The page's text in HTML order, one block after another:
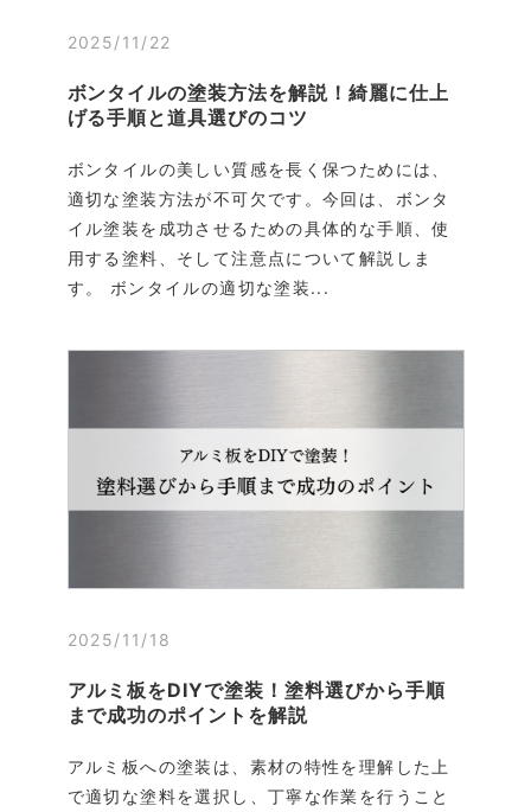
2025/11/22
ボンタイルの塗装方法を解説！綺麗に仕上
げる手順と道具選びのコツ
ボンタイルの美しい質感を長く保つためには、
適切な塗装方法が不可欠です。今回は、ボンタ
イル塗装を成功させるための具体的な手順、使
用する塗料、そして注意点について解説しま
す。 ボンタイルの適切な塗装...
2025/11/18
アルミ板をDIYで塗装！塗料選びから手順
まで成功のポイントを解説
アルミ板への塗装は、素材の特性を理解した上
で適切な塗料を選択し、丁寧な作業を行うこと